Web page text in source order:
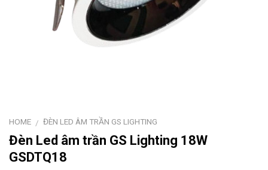
HOME / ĐÈN LED ÂM TRẦN GS LIGHTING
Đèn Led âm trần GS Lighting 18W
GSDTQ18